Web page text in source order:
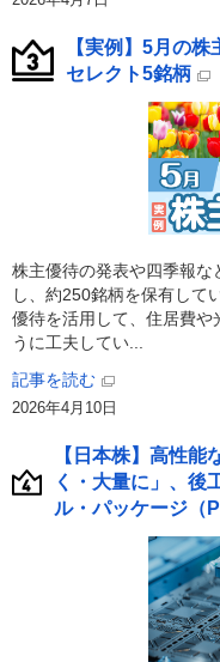
【実例】5月の
セレクト5銘柄
株主優待の発表や四季報
し、約250銘柄を保有して
優待を活用して、住居費や
うに工夫してい...
記事を読む
2026年4月10日
【日本株】高性
く・大量に」、後
ル・パッケージ（